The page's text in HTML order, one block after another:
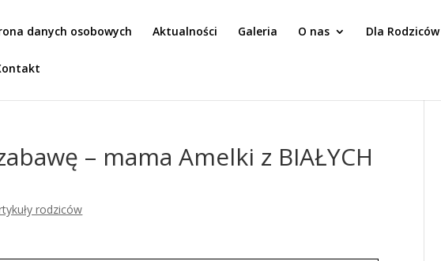
danych osobowych Aktualności Galeria O nas Dla Rodziców
– mama Amelki z BIAŁYCH
rodziców